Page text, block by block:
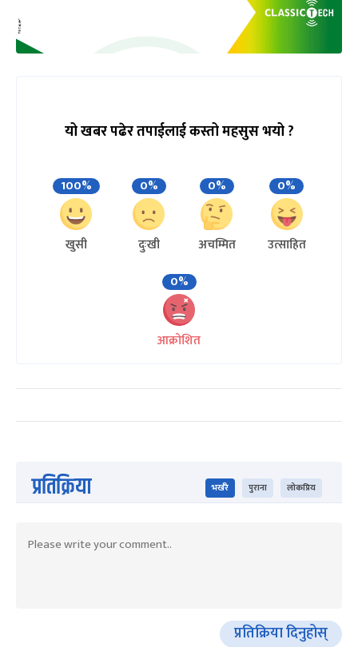
यो खबर पढेर तपाईलाई कस्तो महसुस भयो ?
100%
खुसी
0%
दुःखी
0%
अचम्मित
0%
उत्साहित
0%
आक्रोशित
प्रतिक्रिया भर्खरै पुराना लोकप्रिय
प्रतिक्रिया दिनुहोस्